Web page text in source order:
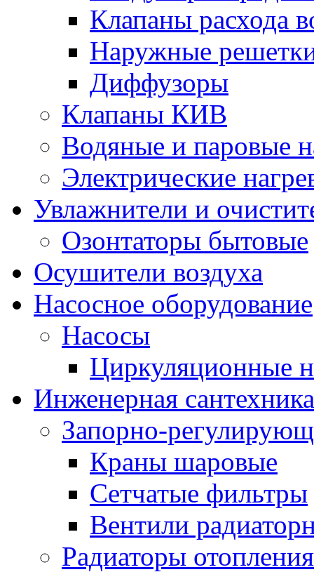
Клапаны расхода
Наружные
Диффузоры
Клапаны КИВ
Водяные и паровые
Электрические
Увлажнители и
Озонтаторы бытовые
Осушители воздуха
Насосное оборудование
Насосы
Циркуляционные
Инженерная сантехника
Запорно-
Краны шаровые
Сетчатые фильтры
Вентили
Радиаторы отопления